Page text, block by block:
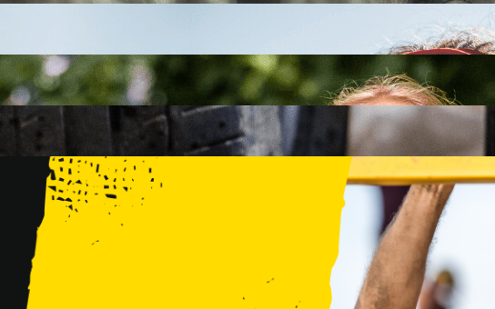
FAMILY
15 PRZESZKÓD
2 KM+
KIDS
15 PRZESZKÓD
1 KM+
TRENINGI
WYDARZENIA
RUNMAGEDDON LUBLIN ZALEW ZEMBORZYCKI 22/23.08.2026
RUNMAGEDDON ERGO ARENA GDAŃSK/SOPOT 12/13.09.2026
RUNMAGEDDON KIDS: DEMO WARSZAWA 24/26.09.2026
RUNMAGEDDON WROCŁAW KOPALNIA ROLANTOWICE 26/27.09.2026
RUNMAGEDDON WARSZAWA TWIERDZA MODLIN 10/11.10.2026